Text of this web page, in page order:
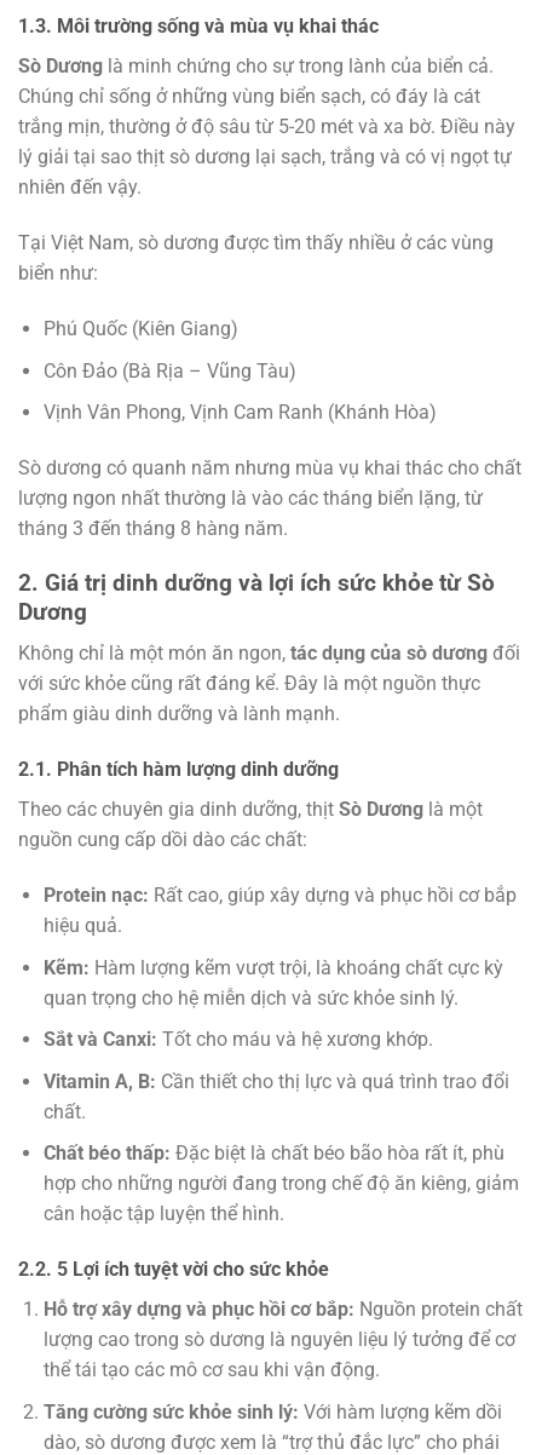
1.3. Môi trường sống và mùa vụ khai thác
Sò Dương là minh chứng cho sự trong lành của biển cả.
Chúng chỉ sống ở những vùng biển sạch, có đáy là cát
trắng mịn, thường ở độ sâu từ 5-20 mét và xa bờ. Điều này
lý giải tại sao thịt sò dương lại sạch, trắng và có vị ngọt tự
nhiên đến vậy.
Tại Việt Nam, sò dương được tìm thấy nhiều ở các vùng
biển như:
Phú Quốc (Kiên Giang)
Côn Đảo (Bà Rịa – Vũng Tàu)
Vịnh Vân Phong, Vịnh Cam Ranh (Khánh Hòa)
Sò dương có quanh năm nhưng mùa vụ khai thác cho chất
lượng ngon nhất thường là vào các tháng biển lặng, từ
tháng 3 đến tháng 8 hàng năm.
2. Giá trị dinh dưỡng và lợi ích sức khỏe từ Sò
Dương
Không chỉ là một món ăn ngon, tác dụng của sò dương đối
với sức khỏe cũng rất đáng kể. Đây là một nguồn thực
phẩm giàu dinh dưỡng và lành mạnh.
2.1. Phân tích hàm lượng dinh dưỡng
Theo các chuyên gia dinh dưỡng, thịt Sò Dương là một
nguồn cung cấp dồi dào các chất:
Protein nạc: Rất cao, giúp xây dựng và phục hồi cơ bắp
hiệu quả.
Kẽm: Hàm lượng kẽm vượt trội, là khoáng chất cực kỳ
quan trọng cho hệ miễn dịch và sức khỏe sinh lý.
Sắt và Canxi: Tốt cho máu và hệ xương khớp.
Vitamin A, B: Cần thiết cho thị lực và quá trình trao đổi
chất.
Chất béo thấp: Đặc biệt là chất béo bão hòa rất ít, phù
hợp cho những người đang trong chế độ ăn kiêng, giảm
cân hoặc tập luyện thể hình.
2.2. 5 Lợi ích tuyệt vời cho sức khỏe
Hỗ trợ xây dựng và phục hồi cơ bắp: Nguồn protein chất
lượng cao trong sò dương là nguyên liệu lý tưởng để cơ
thể tái tạo các mô cơ sau khi vận động.
Tăng cường sức khỏe sinh lý: Với hàm lượng kẽm dồi
dào, sò dương được xem là “trợ thủ đắc lực” cho phái